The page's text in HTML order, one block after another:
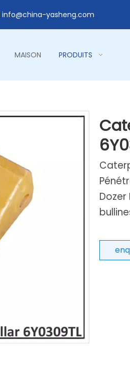
info@china-yasheng.com
MAISON PRODUITS